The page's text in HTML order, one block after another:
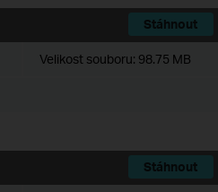
Stáhnout
Velikost souboru: 98.75 MB
Stáhnout